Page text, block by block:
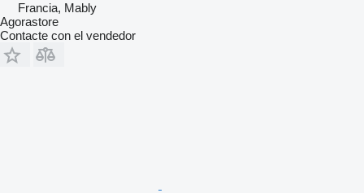
Francia, Mably
Agorastore
Contacte con el vendedor